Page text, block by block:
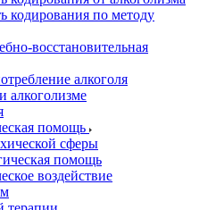
кодирования по методу
восстановительная
алкоголя
алкоголизме
помощь
сферы
помощь
воздействие